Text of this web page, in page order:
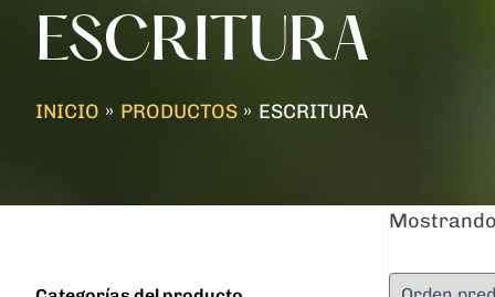
ESCRITURA
INICIO PRODUCTOS ESCRITURA